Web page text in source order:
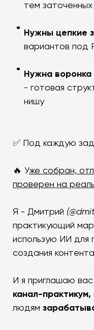
тем
Нужны цепкие
вариантов под
Нужна
- готовая
нишу
✅ Под каждую
🔥 Уже собран,
проверен на
Я - Дмитрий
практикующий
использую ИИ для
создания
И я приглашаю вас
канал-практикум,
людям